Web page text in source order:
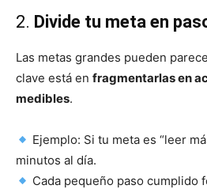
2. Divide tu meta en
Las metas grandes pueden
clave está en fragmentarlas en
medibles.
Ejemplo: Si tu meta es “leer
minutos al día.
Cada pequeño paso cumplido